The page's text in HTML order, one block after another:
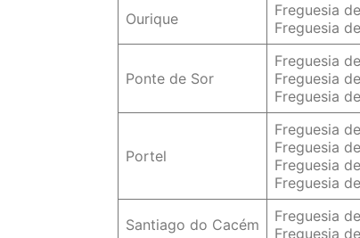
Ourique
Freguesia
Freguesia
Ponte de Sor
Freguesia
Freguesia
Freguesia
Portel
Freguesia
Freguesia
Freguesia
Freguesia
Santiago do Cacém
Freguesia
Freguesia